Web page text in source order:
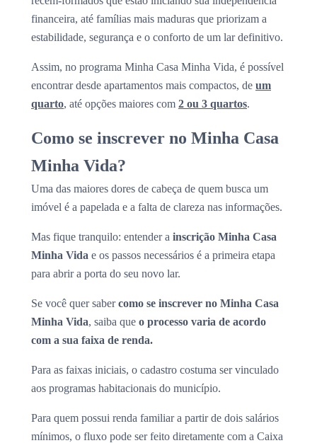
financeira, até famílias mais maduras que priorizam a
estabilidade, segurança e o conforto de um lar definitivo.
Assim, no programa Minha Casa Minha Vida, é possível
encontrar desde apartamentos mais compactos, de um
quarto, até opções maiores com 2 ou 3 quartos.
Como se inscrever no Minha Casa
Minha Vida?
Uma das maiores dores de cabeça de quem busca um
imóvel é a papelada e a falta de clareza nas informações.
Mas fique tranquilo: entender a inscrição Minha Casa
Minha Vida e os passos necessários é a primeira etapa
para abrir a porta do seu novo lar.
Se você quer sabercomo se inscrever no Minha Casa
Minha Vida, saiba que o processo varia de acordo
com a sua faixa de renda.
Para as faixas iniciais, o cadastro costuma ser vinculado
aos programas habitacionais do município.
Para quem possui renda familiar a partir de dois salários
mínimos, o fluxo pode ser feito diretamente com a Caixa